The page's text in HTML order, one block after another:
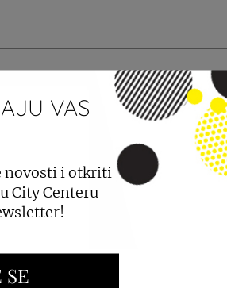
City Centera one.
OGLAŠAVANJE I PROMOCIJE
VAS
novosti i otkriti
City Centeru
SE